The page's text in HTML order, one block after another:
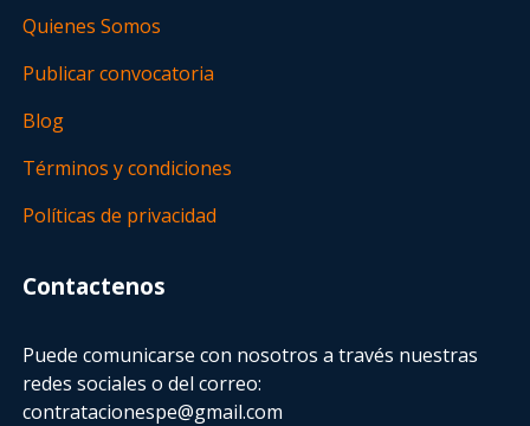
Quienes Somos
Publicar convocatoria
Blog
Términos y condiciones
Políticas de privacidad
Contactenos
Puede comunicarse con nosotros a través nuestras
redes sociales o del correo:
contratacionespe@gmail.com